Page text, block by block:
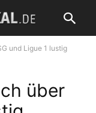
und Ligue 1 lustig
über